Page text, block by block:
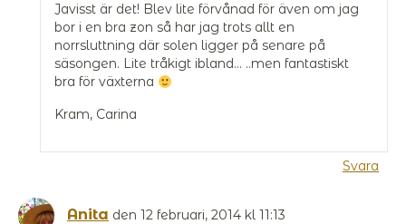
Javisst är det! Blev lite förvånad för även om jag
bor i en bra zon så har jag trots allt en
norrsluttning där solen ligger på senare på
säsongen. Lite tråkigt ibland… ..men fantastiskt
bra för växterna
Kram, Carina
Svara
Anita den 12 februari, 2014 kl 11:13